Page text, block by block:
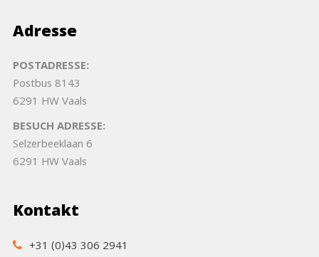
Adresse
POSTADRESSE:
Postbus 8143
6291 HW Vaals
BESUCH ADRESSE:
Selzerbeeklaan 6
6291 HW Vaals
Kontakt
+31 (0)43 306 2941